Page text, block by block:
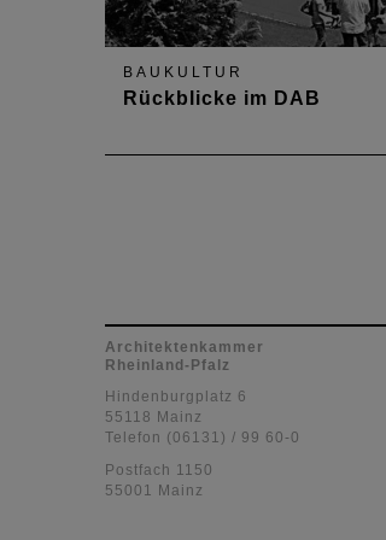
BAUKULTUR
Rückblicke im DAB
Architektenkammer
Rheinland-Pfalz
Hindenburgplatz 6
55118 Mainz
Telefon (06131) / 99 60-0
Postfach 1150
55001 Mainz